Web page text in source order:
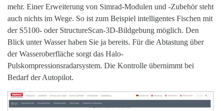
mehr. Einer Erweiterung von Simrad-Modulen und -Zubehör steht
auch nichts im Wege. So ist zum Beispiel intelligentes Fischen mit
der S5100- oder StructureScan-3D-Bildgebung möglich. Den
Blick unter Wasser haben Sie ja bereits. Für die Abtastung über
der Wasseroberfläche sorgt das Halo-
Pulskompressionsradarsystem. Die Kontrolle übernimmt bei
Bedarf der Autopilot.